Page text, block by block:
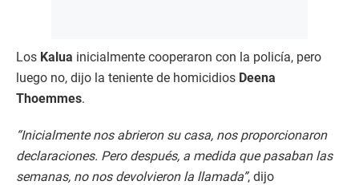
Los Kalua inicialmente cooperaron con la policía, pero
luego no, dijo la teniente de homicidios Deena
Thoemmes.
“Inicialmente nos abrieron su casa, nos proporcionaron
declaraciones. Pero después, a medida que pasaban las
semanas, no nos devolvieron la llamada”, dijo